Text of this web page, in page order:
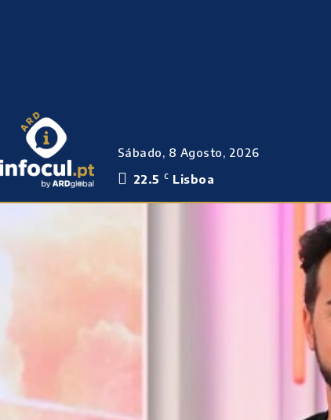
Sábado, 8 Agosto, 2026
22.5
C Lisboa